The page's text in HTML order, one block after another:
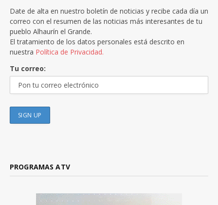
Date de alta en nuestro boletín de noticias y recibe cada día un
correo con el resumen de las noticias más interesantes de tu
pueblo Alhaurín el Grande.
El tratamiento de los datos personales está descrito en
nuestra Política de Privacidad.
Tu correo:
PROGRAMAS ATV